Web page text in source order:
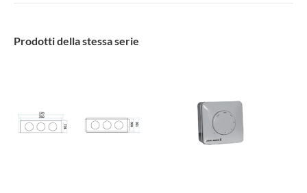
Prodotti della stessa serie